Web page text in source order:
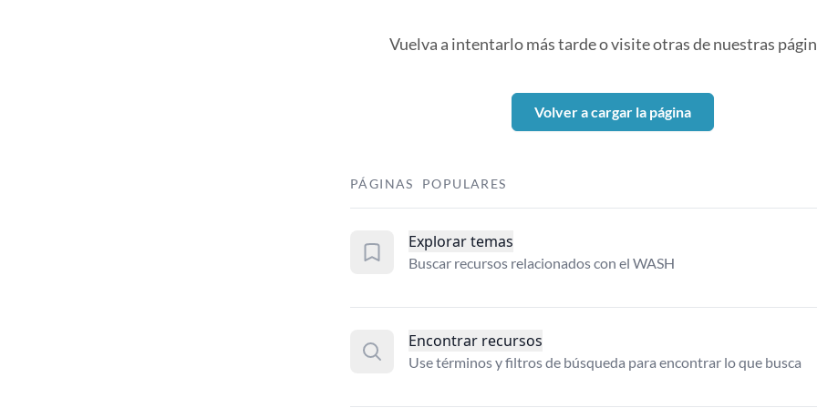
Vuelva a intentarlo más tarde o visite otras de nuestras
Volver a cargar la página
PÁGINAS POPULARES
Explorar temas
Buscar recursos relacionados con el WASH
Encontrar recursos
Use términos y filtros de búsqueda para encontrar lo que busca